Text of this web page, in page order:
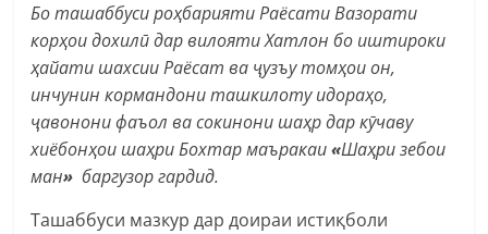
Бо ташаббуси роҳбарияти Раёсати Вазорати
корҳои дохилӣ дар вилояти Хатлон бо иштироки
ҳайати шахсии Раёсат ва ҷузъу томҳои он,
инчунин кормандони ташкилоту идораҳо,
ҷавонони фаъол ва сокинони шаҳр дар кӯчаву
хиёбонҳои шаҳри Бохтар маъракаи«Шаҳри зебои
ман» баргузор гардид.
Ташаббуси мазкур дар доираи истиқболи